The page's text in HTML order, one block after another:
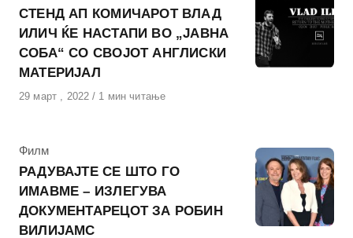
СТЕНД АП КОМИЧАРОТ ВЛАД
ИЛИЧ ЌЕ НАСТАПИ ВО „ЈАВНА
СОБА“ СО СВОЈОТ АНГЛИСКИ
МАТЕРИЈАЛ
Објавено
29 март , 2022 1 мин читање
КАтегорија
Филм
РАДУВАЈТЕ СЕ ШТО ГО
ИМАВМЕ – ИЗЛЕГУВА
ДОКУМЕНТАРЕЦОТ ЗА РОБИН
ВИЛИЈАМС